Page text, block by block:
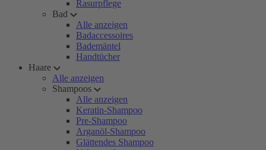
Rasurpflege
Bad
Alle anzeigen
Badaccessoires
Bademäntel
Handtücher
Haare
Alle anzeigen
Shampoos
Alle anzeigen
Keratin-Shampoo
Pre-Shampoo
Arganöl-Shampoo
Glättendes Shampoo